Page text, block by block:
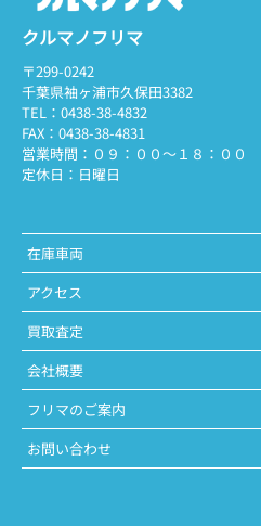
クルマノフリマ
〒299-0242
千葉県袖ヶ浦市久保田3382
TEL：0438-38-4832
FAX：0438-38-4831
営業時間：０９：００～１８：００
定休日：日曜日
在庫車両
アクセス
買取査定
会社概要
フリマのご案内
お問い合わせ